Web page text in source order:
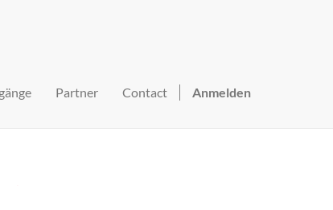
Partner Contact Anmelden